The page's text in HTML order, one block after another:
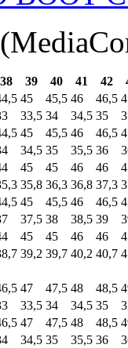
38 39 40 41 42
45 45,5 46 46,5
33,5 34 34,5 35
45 45,5 46 46,5
34,5 35 35,5 36
45 45 46 46
35,8 36,3 36,8 37,3
45 45,5 46 46,5
37,5 38 38,5 39
45 45 46 46
39,2 39,7 40,2 40,7
47 47,5 48 48,5
33,5 34 34,5 35
47 47,5 48 48,5
34,5 35 35,5 36